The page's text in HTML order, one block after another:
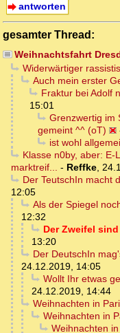
antworten
gesamter Thread:
Weihnachtsfahrt
Widerwärtiger
Auch mein erster
Fraktur bei Adolf
15:01
Grenzwertig im
gemeint ^^ (oT)
ist wohl
Klasse n0by, aber: E-
marktreif... - Reffke,
Der TeutschIn macht
12:05
Als der Spiegel
12:32
Der Zweifel
13:20
Der DeutschIn
24.12.2019, 14:05
Wollt Ihr etwas
24.12.2019, 14:44
Weihnachten in
Weihnachten in
Weihnachten